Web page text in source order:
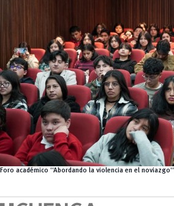
Foro académico “Abordando la violencia en el noviazgo”